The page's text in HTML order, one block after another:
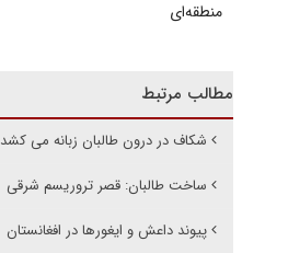
منطقه‌ای
مطالب مرتبط
شکاف در درون طالبان زبانه می کشد
ساخت طالبان: قصر تروریسم شرقی
پیوند داعش و ایغورها در افغانستان